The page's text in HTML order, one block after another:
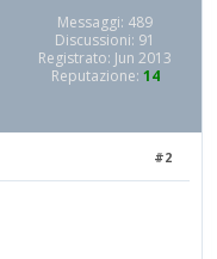
Messaggi: 489
Discussioni: 91
Registrato: Jun 2013
Reputazione: 14
#2